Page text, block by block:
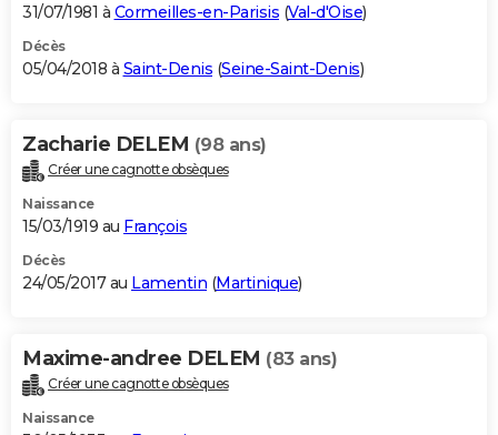
31/07/1981 à Cormeilles-en-Parisis (Val-d'Oise)
Décès
05/04/2018 à Saint-Denis (Seine-Saint-Denis)
Zacharie DELEM (98 ans)
Créer une cagnotte obsèques
Naissance
15/03/1919 au François
Décès
24/05/2017 au Lamentin (Martinique)
Maxime-andree DELEM (83 ans)
Créer une cagnotte obsèques
Naissance